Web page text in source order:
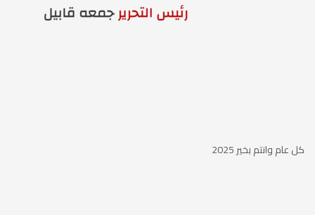
كل عام وانتم بخير 2025